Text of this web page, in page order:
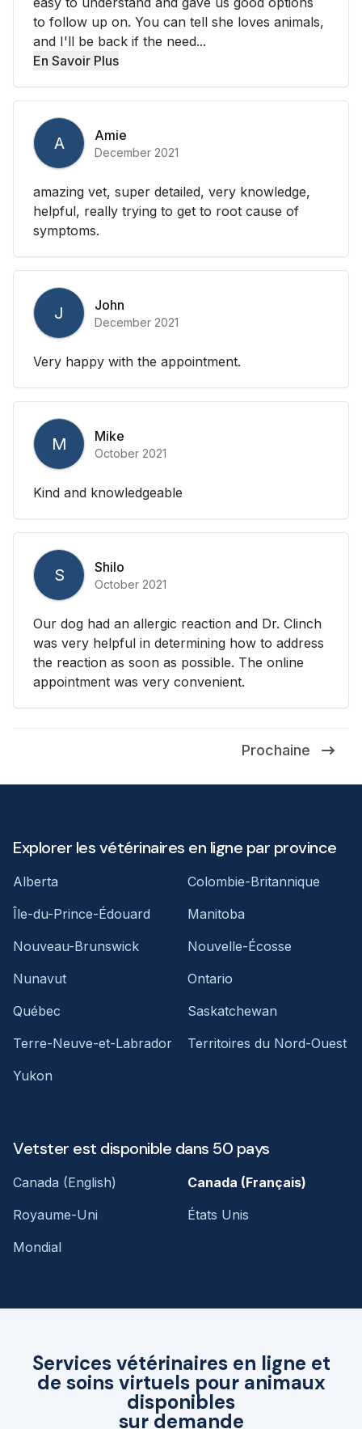
to follow up on. You can tell she loves animals,
and I'll be back if the need...
En Savoir Plus
A Amie
December 2021
amazing vet, super detailed, very knowledge,
helpful, really trying to get to root cause of
symptoms.
J John
December 2021
Very happy with the appointment.
M Mike
October 2021
Kind and knowledgeable
S Shilo
October 2021
Our dog had an allergic reaction and Dr. Clinch
was very helpful in determining how to address
the reaction as soon as possible. The online
appointment was very convenient.
Prochaine
Services vétérinaires en ligne et
de soins virtuels pour animaux
disponibles
sur demande
Explorer les vétérinaires en ligne par province
Alberta
Colombie-Britannique
Île-du-Prince-Édouard
Manitoba
Nouveau-Brunswick
Nouvelle-Écosse
Nunavut
Ontario
Québec
Saskatchewan
Terre-Neuve-et-Labrador
Territoires du Nord-Ouest
Yukon
Vetster est disponible dans 50 pays
Canada (English)
Canada (Français)
Royaume-Uni
États Unis
Mondial